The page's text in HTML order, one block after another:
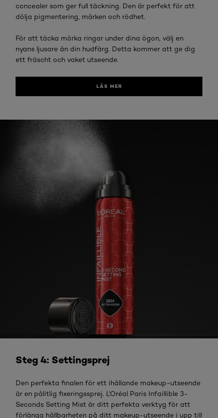
concealer som ger full täckning. Den är perfekt för att
dölja pigmentering, märken och rödhet.
För att täcka mörka ringar under dina ögon, välj en
nyans ljusare än din hudfärg. Detta kommer att ge dig
ett fräscht och vaket utseende.
LÄS MER
Steg 4: Settingsprej
Den perfekta finalen för ett ihållande makeup-utseende
är en pålitlig fixeringssprej. L'Oréal Paris Infaillible 3-
Seconds Setting Mist är ditt perfekta verktyg för att
förlänga hållbarheten på ditt makeup-utseende i upp till